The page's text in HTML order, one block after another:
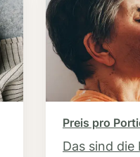
Preis pro
Das sind die